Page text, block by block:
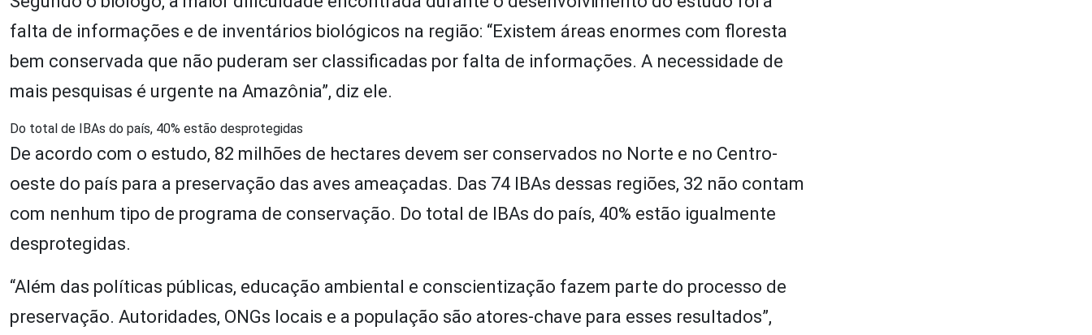
falta de informações e de inventários biológicos na região: “Existem áreas enormes com floresta
bem conservada que não puderam ser classificadas por falta de informações. A necessidade de
mais pesquisas é urgente na Amazônia”, diz ele.
Do total de IBAs do país, 40% estão desprotegidas
De acordo com o estudo, 82 milhões de hectares devem ser conservados no Norte e no Centro-
oeste do país para a preservação das aves ameaçadas. Das 74 IBAs dessas regiões, 32 não contam
com nenhum tipo de programa de conservação. Do total de IBAs do país, 40% estão igualmente
desprotegidas.
“Além das políticas públicas, educação ambiental e conscientização fazem parte do processo de
preservação. Autoridades, ONGs locais e a população são atores-chave para esses resultados”,